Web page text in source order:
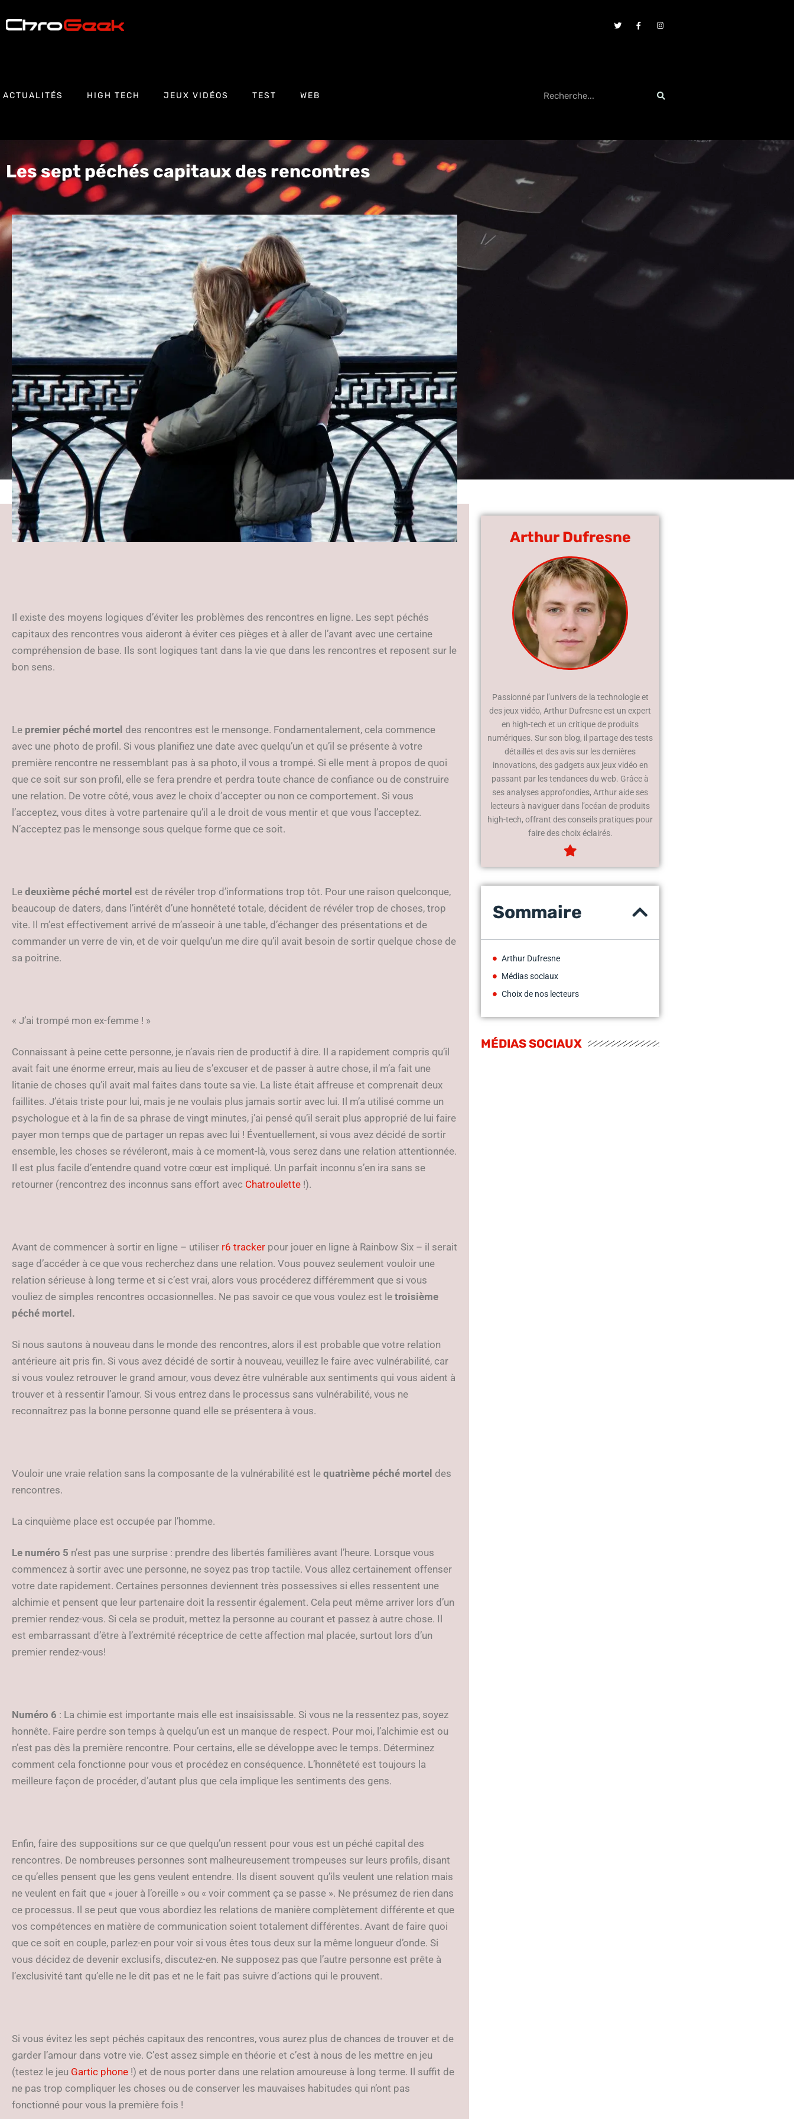
ACTUALITÉS HIGH TECH JEUX VIDÉOS TEST WEB
Les sept péchés capitaux des rencontres
Il existe des moyens logiques d’éviter les problèmes des rencontres en ligne. Les sept péchés
capitaux des rencontres vous aideront à éviter ces pièges et à aller de l’avant avec une certaine
compréhension de base. Ils sont logiques tant dans la vie que dans les rencontres et reposent sur le
bon sens.
Le premier péché mortel des rencontres est le mensonge. Fondamentalement, cela commence
avec une photo de profil. Si vous planifiez une date avec quelqu’un et qu’il se présente à votre
première rencontre ne ressemblant pas à sa photo, il vous a trompé. Si elle ment à propos de quoi
que ce soit sur son profil, elle se fera prendre et perdra toute chance de confiance ou de construire
une relation. De votre côté, vous avez le choix d’accepter ou non ce comportement. Si vous
l’acceptez, vous dites à votre partenaire qu’il a le droit de vous mentir et que vous l’acceptez.
N’acceptez pas le mensonge sous quelque forme que ce soit.
Le deuxième péché mortel est de révéler trop d’informations trop tôt. Pour une raison quelconque,
beaucoup de daters, dans l’intérêt d’une honnêteté totale, décident de révéler trop de choses, trop
vite. Il m’est effectivement arrivé de m’asseoir à une table, d’échanger des présentations et de
commander un verre de vin, et de voir quelqu’un me dire qu’il avait besoin de sortir quelque chose de
sa poitrine.
« J’ai trompé mon ex-femme ! »
Connaissant à peine cette personne, je n’avais rien de productif à dire. Il a rapidement compris qu’il
avait fait une énorme erreur, mais au lieu de s’excuser et de passer à autre chose, il m’a fait une
litanie de choses qu’il avait mal faites dans toute sa vie. La liste était affreuse et comprenait deux
faillites. J’étais triste pour lui, mais je ne voulais plus jamais sortir avec lui. Il m’a utilisé comme un
psychologue et à la fin de sa phrase de vingt minutes, j’ai pensé qu’il serait plus approprié de lui faire
payer mon temps que de partager un repas avec lui ! Éventuellement, si vous avez décidé de sortir
ensemble, les choses se révéleront, mais à ce moment-là, vous serez dans une relation attentionnée.
Il est plus facile d’entendre quand votre cœur est impliqué. Un parfait inconnu s’en ira sans se
retourner (rencontrez des inconnus sans effort avec Chatroulette !).
Avant de commencer à sortir en ligne – utiliser r6 tracker pour jouer en ligne à Rainbow Six – il serait
sage d’accéder à ce que vous recherchez dans une relation. Vous pouvez seulement vouloir une
relation sérieuse à long terme et si c’est vrai, alors vous procéderez différemment que si vous
vouliez de simples rencontres occasionnelles. Ne pas savoir ce que vous voulez est le troisième
péché mortel.
Si nous sautons à nouveau dans le monde des rencontres, alors il est probable que votre relation
antérieure ait pris fin. Si vous avez décidé de sortir à nouveau, veuillez le faire avec vulnérabilité, car
si vous voulez retrouver le grand amour, vous devez être vulnérable aux sentiments qui vous aident à
trouver et à ressentir l’amour. Si vous entrez dans le processus sans vulnérabilité, vous ne
reconnaîtrez pas la bonne personne quand elle se présentera à vous.
Vouloir une vraie relation sans la composante de la vulnérabilité est le quatrième péché mortel des
rencontres.
La cinquième place est occupée par l’homme.
Le numéro 5 n’est pas une surprise : prendre des libertés familières avant l’heure. Lorsque vous
commencez à sortir avec une personne, ne soyez pas trop tactile. Vous allez certainement offenser
votre date rapidement. Certaines personnes deviennent très possessives si elles ressentent une
alchimie et pensent que leur partenaire doit la ressentir également. Cela peut même arriver lors d’un
premier rendez-vous. Si cela se produit, mettez la personne au courant et passez à autre chose. Il
est embarrassant d’être à l’extrémité réceptrice de cette affection mal placée, surtout lors d’un
premier rendez-vous!
Numéro 6 : La chimie est importante mais elle est insaisissable. Si vous ne la ressentez pas, soyez
honnête. Faire perdre son temps à quelqu’un est un manque de respect. Pour moi, l’alchimie est ou
n’est pas dès la première rencontre. Pour certains, elle se développe avec le temps. Déterminez
comment cela fonctionne pour vous et procédez en conséquence. L’honnêteté est toujours la
meilleure façon de procéder, d’autant plus que cela implique les sentiments des gens.
Enfin, faire des suppositions sur ce que quelqu’un ressent pour vous est un péché capital des
rencontres. De nombreuses personnes sont malheureusement trompeuses sur leurs profils, disant
ce qu’elles pensent que les gens veulent entendre. Ils disent souvent qu’ils veulent une relation mais
ne veulent en fait que « jouer à l’oreille » ou « voir comment ça se passe ». Ne présumez de rien dans
ce processus. Il se peut que vous abordiez les relations de manière complètement différente et que
vos compétences en matière de communication soient totalement différentes. Avant de faire quoi
que ce soit en couple, parlez-en pour voir si vous êtes tous deux sur la même longueur d’onde. Si
vous décidez de devenir exclusifs, discutez-en. Ne supposez pas que l’autre personne est prête à
l’exclusivité tant qu’elle ne le dit pas et ne le fait pas suivre d’actions qui le prouvent.
Si vous évitez les sept péchés capitaux des rencontres, vous aurez plus de chances de trouver et de
garder l’amour dans votre vie. C’est assez simple en théorie et c’est à nous de les mettre en jeu
(testez le jeu Gartic phone !) et de nous porter dans une relation amoureuse à long terme. Il suffit de
ne pas trop compliquer les choses ou de conserver les mauvaises habitudes qui n’ont pas
fonctionné pour vous la première fois !
Arthur Dufresne
Passionné par l’univers de la technologie et
des jeux vidéo, Arthur Dufresne est un expert
en high-tech et un critique de produits
numériques. Sur son blog, il partage des tests
détaillés et des avis sur les dernières
innovations, des gadgets aux jeux vidéo en
passant par les tendances du web. Grâce à
ses analyses approfondies, Arthur aide ses
lecteurs à naviguer dans l’océan de produits
high-tech, offrant des conseils pratiques pour
faire des choix éclairés.
Sommaire
Arthur Dufresne
Médias sociaux
Choix de nos lecteurs
MÉDIAS SOCIAUX